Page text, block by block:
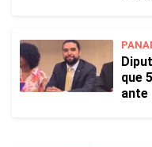
que
ante